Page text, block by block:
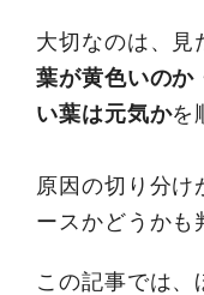
大切なのは、見
葉が黄色いのか
い葉は元気かを
原因の切り分け
ースかどうかも
この記事では、